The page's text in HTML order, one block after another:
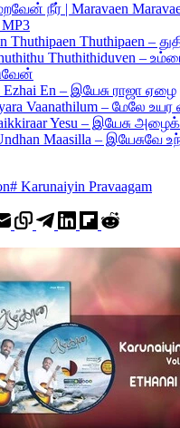
நீர் | Maravaen
Thuthipaen Thuthipaen –
Thuthithiduven –
Ezhai En – இயேசு ராஜா ஏழை
Vaanathilum – மேலே
Yesu – இயேசு
Maasilla – இயேசுவே
# Karunaiyin Pravaagam